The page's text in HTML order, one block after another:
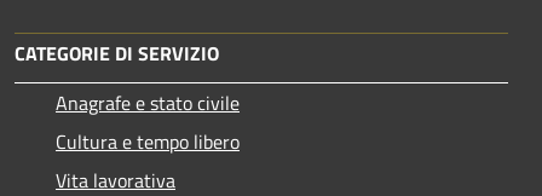
CATEGORIE DI SERVIZIO
Anagrafe e stato civile
Cultura e tempo libero
Vita lavorativa